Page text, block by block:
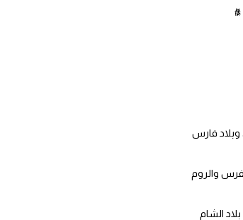
ﷺ
وبلاد فارس
والروم
الشام